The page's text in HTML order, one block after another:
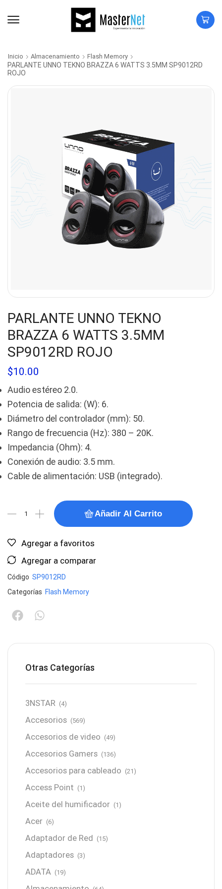
Inicio Almacenamiento Flash Memory
PARLANTE UNNO TEKNO BRAZZA 6 WATTS 3.5MM SP9012RD
ROJO
PARLANTE UNNO TEKNO
BRAZZA 6 WATTS 3.5MM
SP9012RD ROJO
$10.00
Audio estéreo 2.0.
Potencia de salida: (W): 6.
Diámetro del controlador (mm): 50.
Rango de frecuencia (Hz): 380 – 20K.
Impedancia (Ohm): 4.
Conexión de audio: 3.5 mm.
Cable de alimentación: USB (integrado).
Añadir Al Carrito
Agregar a favoritos
Agregar a comparar
Código SP9012RD
Categorías Flash Memory
Otras Categorías
3NSTAR (4)
Accesorios (569)
Accesorios de video (49)
Accesorios Gamers (136)
Accesorios para cableado (21)
Access Point (1)
Aceite del humificador (1)
Acer (6)
Adaptador de Red (15)
Adaptadores (3)
ADATA (19)